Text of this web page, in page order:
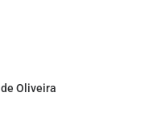
Oliveira